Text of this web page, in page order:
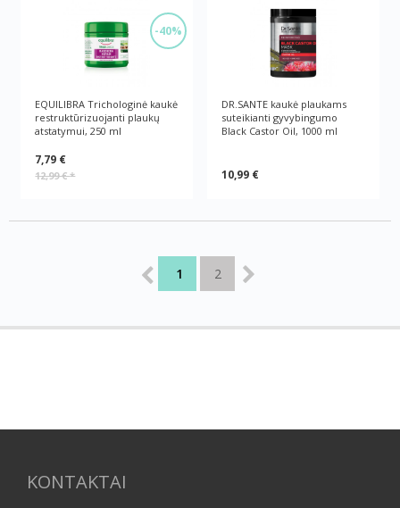
-40%
EQUILIBRA Trichologinė kaukė
restruktūrizuojanti plaukų
atstatymui, 250 ml
7,79 €
12,99 €*
DR.SANTE kaukė plaukams
suteikianti gyvybingumo
Black Castor Oil, 1000 ml
10,99 €
1 2
KONTAKTAI